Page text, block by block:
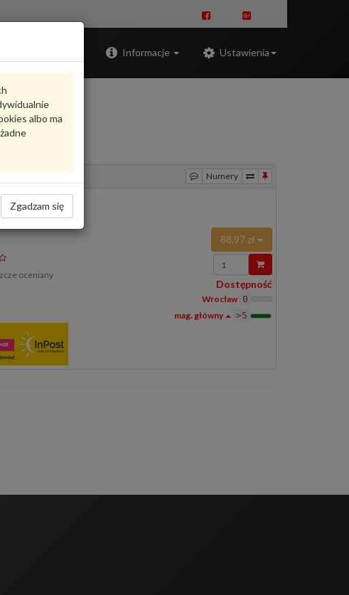
Informacje Ustawienia
albo ma
Zgadzam się
Numery
88,97 zł
Wprowadź
ilość
Dostępność
Wrocław 0
>5
oceniany